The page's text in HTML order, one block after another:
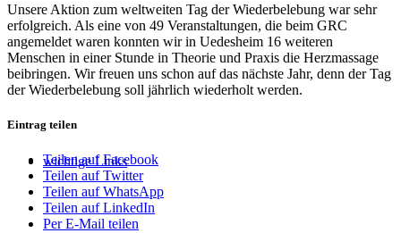
wichtige Links
Unsere Aktion zum weltweiten Tag der Wiederbelebung war sehr
erfolgreich. Als eine von 49 Veranstaltungen, die beim GRC
angemeldet waren konnten wir in Uedesheim 16 weiteren
Menschen in einer Stunde in Theorie und Praxis die Herzmassage
beibringen. Wir freuen uns schon auf das nächste Jahr, denn der Tag
der Wiederbelebung soll jährlich wiederholt werden.
Eintrag teilen
Teilen auf Facebook
Teilen auf Twitter
Teilen auf WhatsApp
Teilen auf LinkedIn
Per E-Mail teilen